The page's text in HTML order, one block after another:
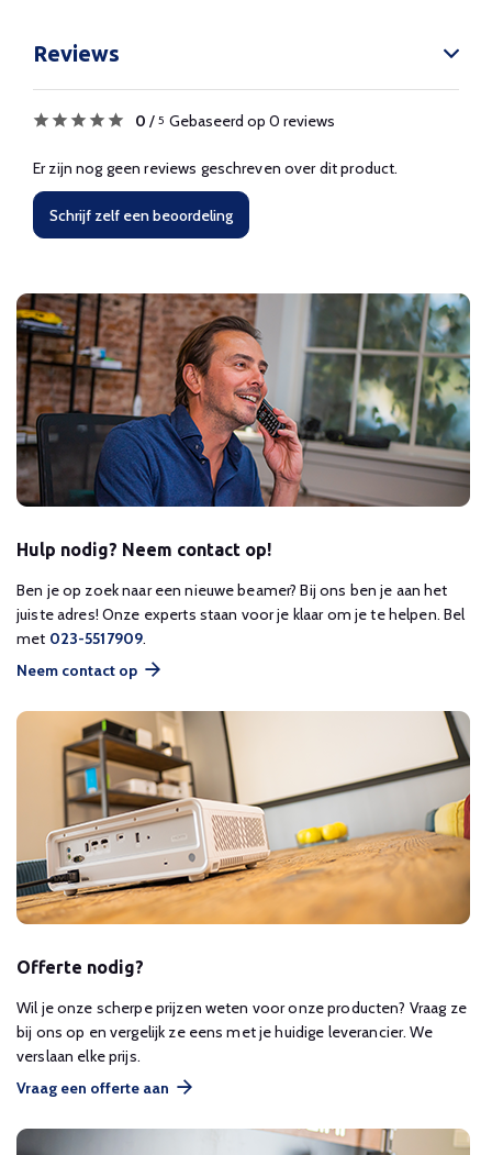
Reviews
0 / 5 Gebaseerd op 0 reviews
Er zijn nog geen reviews geschreven over dit product.
Schrijf zelf een beoordeling
Hulp nodig? Neem contact op!
Ben je op zoek naar een nieuwe beamer? Bij ons ben je aan het
juiste adres! Onze experts staan voor je klaar om je te helpen. Bel
met 023-5517909.
Neem contact op
Offerte nodig?
Wil je onze scherpe prijzen weten voor onze producten? Vraag ze
bij ons op en vergelijk ze eens met je huidige leverancier. We
verslaan elke prijs.
Vraag een offerte aan